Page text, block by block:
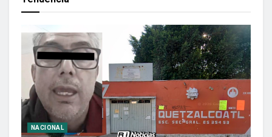
NACIONAL